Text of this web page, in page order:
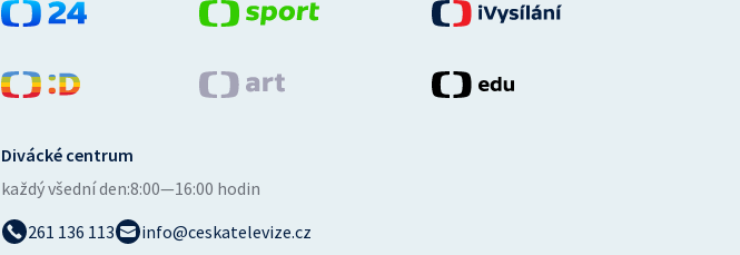
Divácké centrum
každý všední den:8:00—16:00 hodin
261 136 113
info@ceskatelevize.cz